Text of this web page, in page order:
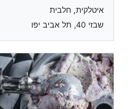
איטלקית, חלבית
שבזי 40, תל אביב יפו